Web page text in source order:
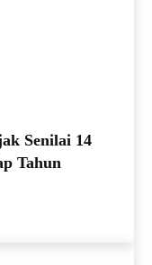
Senilai 14
Tahun